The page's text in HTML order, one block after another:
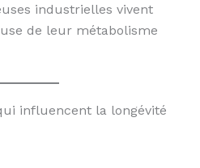
industrielles vivent
de leur métabolisme
influencent la longévité